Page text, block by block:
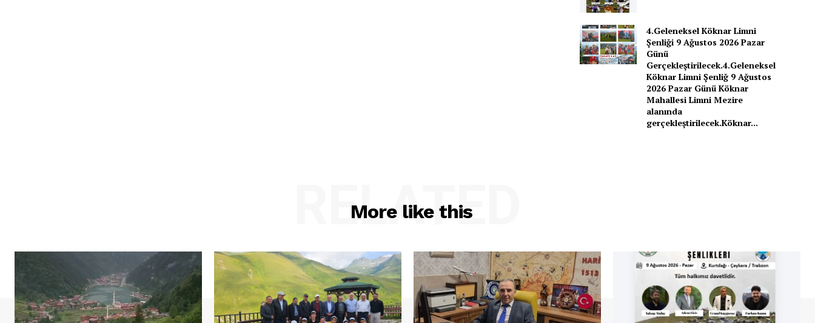
4.Geleneksel Köknar Limni
Şenliği 9 Ağustos 2026 Pazar
Günü
Gerçekleştirilecek.4.Geleneksel
Köknar Limni Şenliğ 9 Ağustos
2026 Pazar Günü Köknar
Mahallesi Limni Mezire
alanında
gerçekleştirilecek.Köknar...
More like this
RELATED